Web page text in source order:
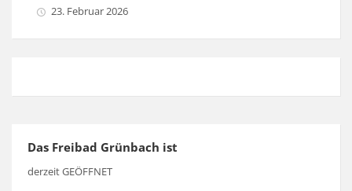
23. Februar 2026
Das Freibad Grünbach ist
derzeit GEÖFFNET